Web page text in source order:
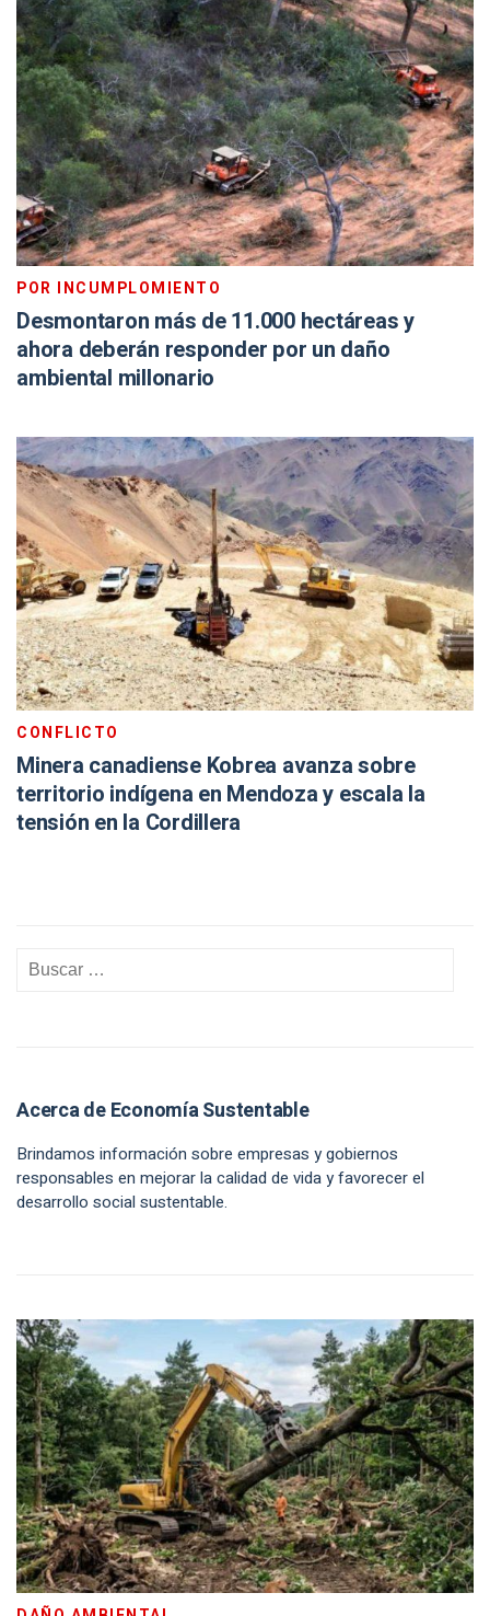
POR INCUMPLOMIENTO
Desmontaron más de 11.000 hectáreas y
ahora deberán responder por un daño
ambiental millonario
CONFLICTO
Minera canadiense Kobrea avanza sobre
territorio indígena en Mendoza y escala la
tensión en la Cordillera
Acerca de Economía Sustentable
Brindamos información sobre empresas y gobiernos
responsables en mejorar la calidad de vida y favorecer el
desarrollo social sustentable.